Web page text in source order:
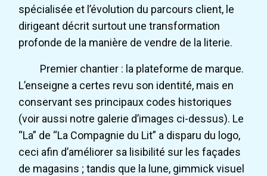
spécialisée et l’évolution du parcours client, le
dirigeant décrit surtout une transformation
profonde de la manière de vendre de la literie.
Premier chantier : la plateforme de marque.
L’enseigne a certes revu son identité, mais en
conservant ses principaux codes historiques
(voir aussi notre galerie d’images ci-dessus). Le
“La” de “La Compagnie du Lit” a disparu du logo,
ceci afin d’améliorer sa lisibilité sur les façades
de magasins ; tandis que la lune, gimmick visuel